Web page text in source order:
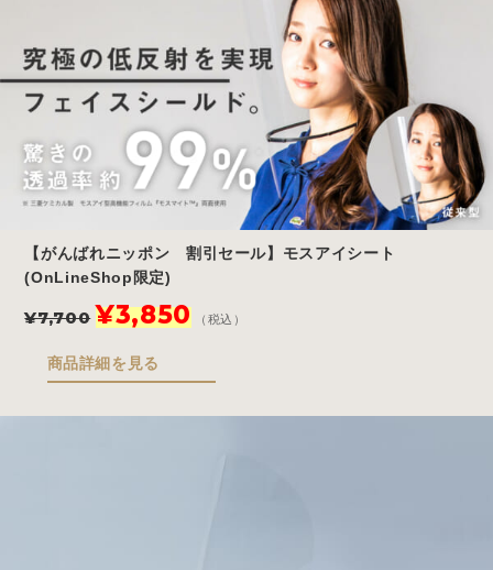
た。
す。
【がんばれニッポン 割引セール】モスアイシート
(OnLineShop限定)
¥7,700
元
の
価
格
は
¥3,850現
在
価
格
（税込）
商品詳細を見る